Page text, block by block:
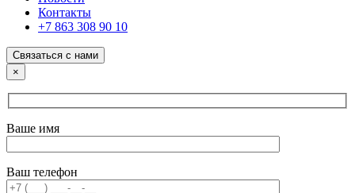
Контакты
+7 863 308 90 10
Связаться с нами
×
Ваше имя
Ваш телефон